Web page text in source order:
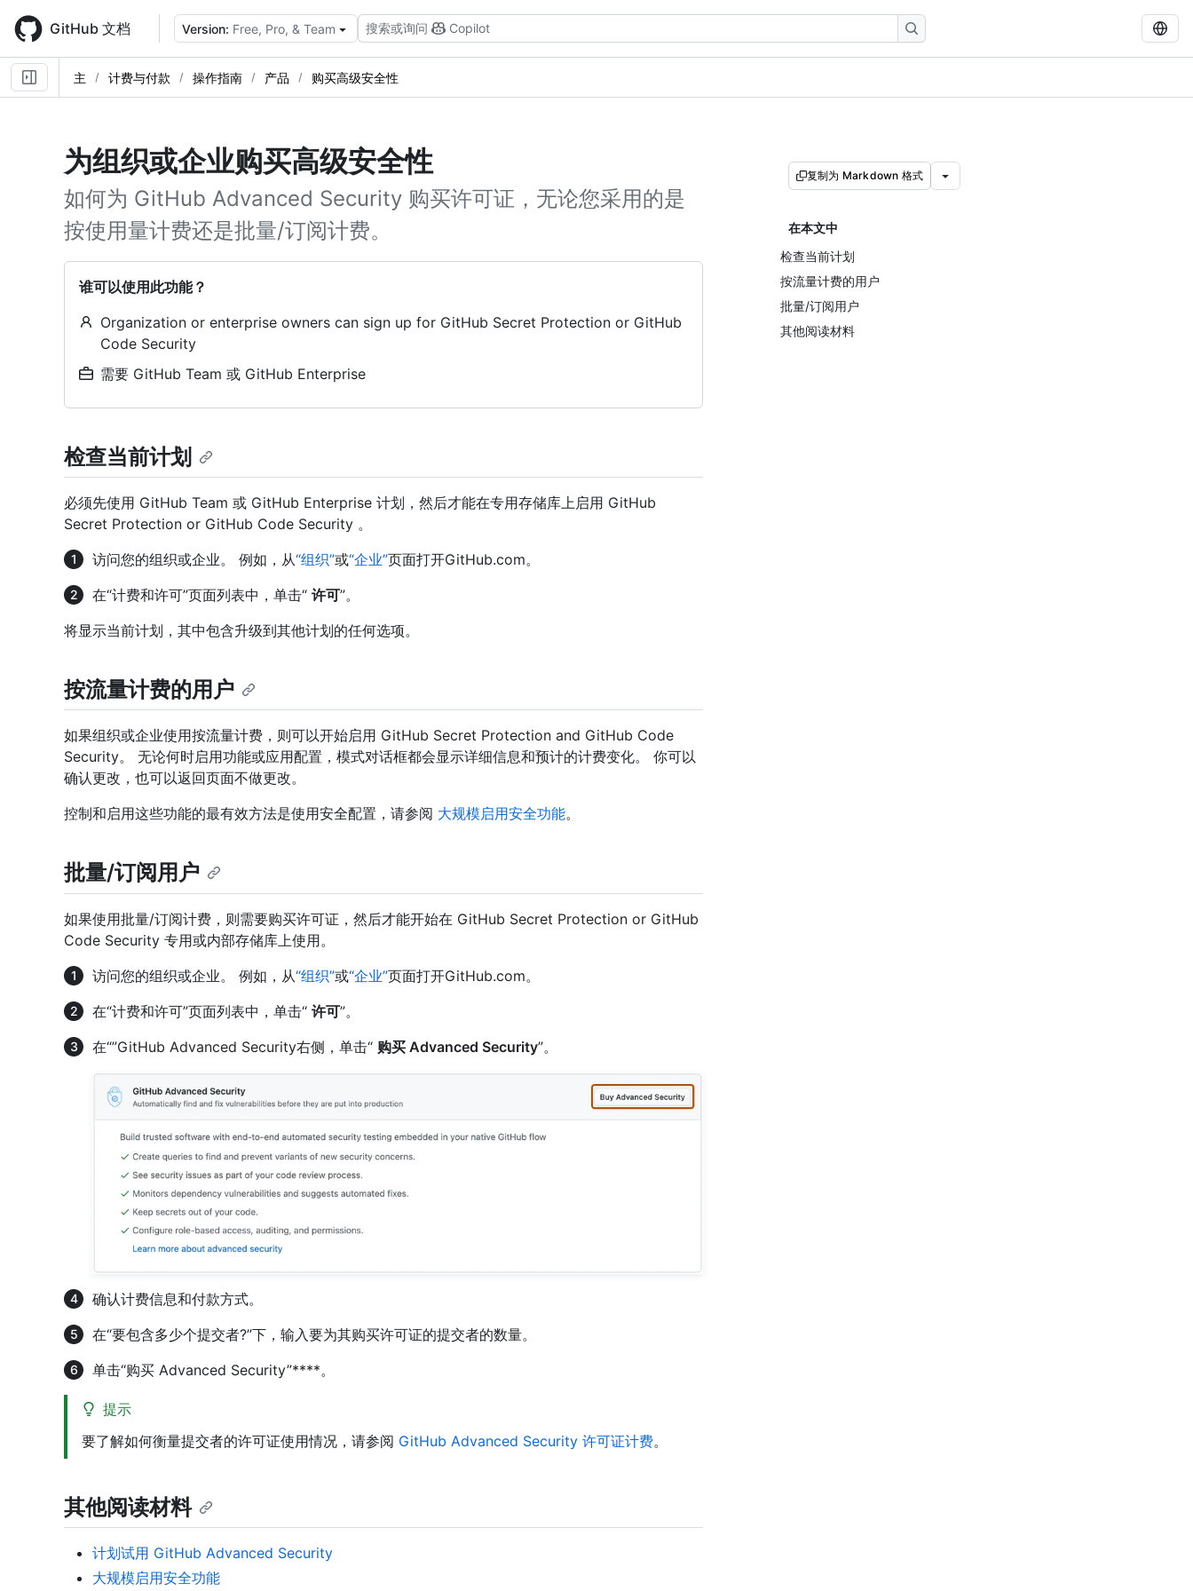
main
content
GitHub 文档 Version: Free, Pro, & Team 搜索或询问 Copilot
主 计费与付款 操作指南 产品 购买高级安全性
为组织或企业购买高级安全性
如何为 GitHub Advanced Security 购买许可证，无论您采用的是
按使用量计费还是批量/订阅计费。
谁可以使用此功能？
Organization or enterprise owners can sign up for GitHub Secret Protection or GitHub
Code Security
需要 GitHub Team 或 GitHub Enterprise
复制为 Markdown 格式
在本文中
检查当前计划
按流量计费的用户
批量/订阅用户
其他阅读材料
检查当前计划
必须先使用 GitHub Team 或 GitHub Enterprise 计划，然后才能在专用存储库上启用 GitHub
Secret Protection or GitHub Code Security 。
访问您的组织或企业。 例如，从“组织”或“企业”页面打开GitHub.com。
在“计费和许可”页面列表中，单击“ 许可”。
将显示当前计划，其中包含升级到其他计划的任何选项。
按流量计费的用户
如果组织或企业使用按流量计费，则可以开始启用 GitHub Secret Protection and GitHub Code
Security。 无论何时启用功能或应用配置，模式对话框都会显示详细信息和预计的计费变化。 你可以
确认更改，也可以返回页面不做更改。
控制和启用这些功能的最有效方法是使用安全配置，请参阅 大规模启用安全功能。
批量/订阅用户
如果使用批量/订阅计费，则需要购买许可证，然后才能开始在 GitHub Secret Protection or GitHub
Code Security 专用或内部存储库上使用。
访问您的组织或企业。 例如，从“组织”或“企业”页面打开GitHub.com。
在“计费和许可”页面列表中，单击“ 许可”。
在“”GitHub Advanced Security右侧，单击“ 购买 Advanced Security”。
确认计费信息和付款方式。
在“要包含多少个提交者?”下，输入要为其购买许可证的提交者的数量。
单击“购买 Advanced Security”****。
提示
要了解如何衡量提交者的许可证使用情况，请参阅 GitHub Advanced Security 许可证计费。
其他阅读材料
计划试用 GitHub Advanced Security
大规模启用安全功能